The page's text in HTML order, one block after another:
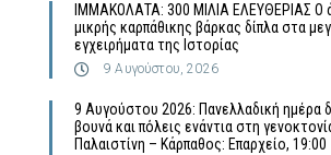
ΙΜΜΑΚΟΛΑΤΑ: 300 ΜΙΛΙΑ ΕΛΕΥΘΕΡΙΑΣ Ο
μικρής καρπάθικης βάρκας δίπλα στα
εγχειρήματα της Ιστορίας
9 Αυγούστου, 2026
9 Αυγούστου 2026: Πανελλαδική ημέρα
βουνά και πόλεις ενάντια στη
Παλαιστίνη – Κάρπαθος: Επαρχείο, 19:00